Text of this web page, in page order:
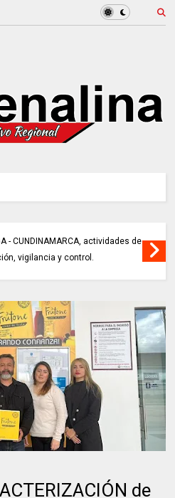
- CUNDINAMARCA, actividades de
vigilancia y control.
de